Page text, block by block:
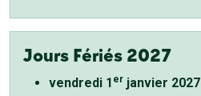
Jours Fériés 2027
vendredi 1 er janvier 2027